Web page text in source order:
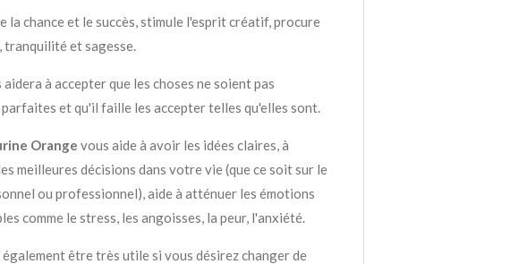
la chance et le succès, stimule l'esprit créatif, procure
tranquilité et sagesse.
aidera à accepter que les choses ne soient pas
et qu'il faille les accepter telles qu'elles sont.
Orange vous aide à avoir les idées claires, à
meilleures décisions dans votre vie (que ce soit sur le
ou professionnel), aide à atténuer les émotions
comme le stress, les angoisses, la peur, l'anxiété.
également être très utile si vous désirez changer de